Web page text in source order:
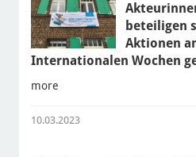
beteiligen
Aktionen
Internationalen Wochen
more
10.03.2023